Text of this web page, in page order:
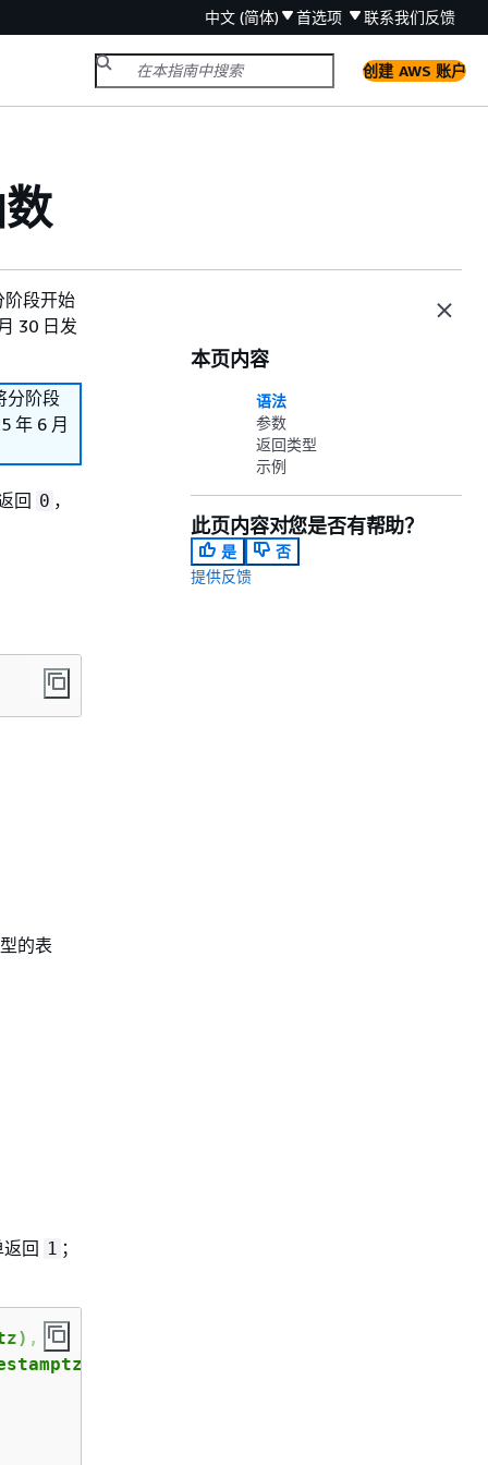
中文 (简体) 首选项 联系我们反馈
创建 AWS 账户
阶段开始
30 日发
分阶段
年 6 月
回 0 ，
的表
回 1 ；
本页内容
语法
参数
返回类型
示例
此页内容对您是否有帮助？
是
否
提供反馈